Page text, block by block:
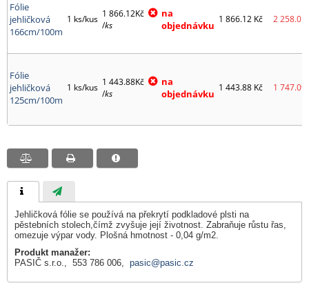
Fólie
jehličková
166cm/100m
1 ks/kus 1 866.12Kč
/ks
na
objednávku
1 866.12 Kč 2 258.01
Fólie
jehličková
125cm/100m
1 ks/kus 1 443.88Kč
/ks
na
objednávku
1 443.88 Kč 1 747.09
Jehličková fólie se používá na překrytí podkladové plsti na
pěstebních stolech,čímž zvyšuje její životnost. Zabraňuje růstu řas,
omezuje výpar vody. Plošná hmotnost - 0,04 g/m2.
Produkt manažer:
PASIČ s.r.o., 553 786 006, pasic@pasic.cz